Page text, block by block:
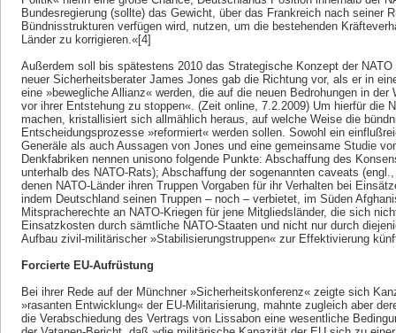
Bundesregierung (sollte) das Gewicht, über das Frankreich nach seiner
Bündnisstrukturen verfügen wird, nutzen, um die bestehenden
Länder zu korrigieren.«[4]
Außerdem soll bis spätestens 2010 das Strategische Konzept der
neuer Sicherheitsberater James Jones gab die Richtung vor, als er in
eine »bewegliche Allianz« werden, die auf die neuen Bedrohungen in
vor ihrer Entstehung zu stoppen«. (Zeit online, 7.2.2009) Um hierfür die
machen, kristallisiert sich allmählich heraus, auf welche Weise die
Entscheidungsprozesse »reformiert« werden sollen. Sowohl ein
Generäle als auch Aussagen von Jones und eine gemeinsame Studie
Denkfabriken nennen unisono folgende Punkte: Abschaffung des
unterhalb des NATO-Rats); Abschaffung der sogenannten caveats
denen NATO-Länder ihren Truppen Vorgaben für ihr Verhalten bei
indem Deutschland seinen Truppen – noch – verbietet, im Süden
Mitspracherechte an NATO-Kriegen für jene Mitgliedsländer, die sich
Einsatzkosten durch sämtliche NATO-Staaten und nicht nur durch
Aufbau zivil-militärischer »Stabilisierungstruppen« zur Effektivierung
Forcierte EU-Aufrüstung
Bei ihrer Rede auf der Münchner »Sicherheitskonferenz« zeigte sich
»rasanten Entwicklung« der EU-Militarisierung, mahnte zugleich aber
die Verabschiedung des Vertrags von Lissabon eine wesentliche